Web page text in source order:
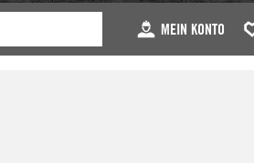
MEIN KONTO